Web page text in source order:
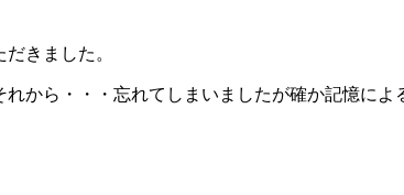
きました。
から・・・忘れてしまいましたが確か記憶によ